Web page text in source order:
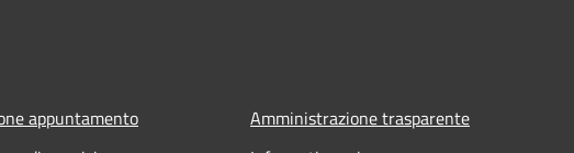
appuntamento
Amministrazione trasparente